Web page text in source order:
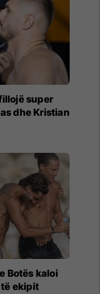
super
dhe Kristian
Botës kaloi
ekipit